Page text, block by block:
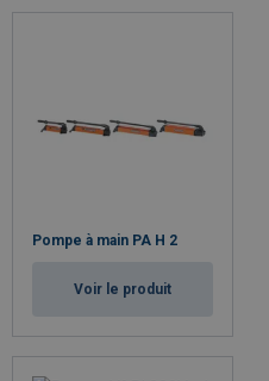
Pompe à main PA H 2
Voir le produit